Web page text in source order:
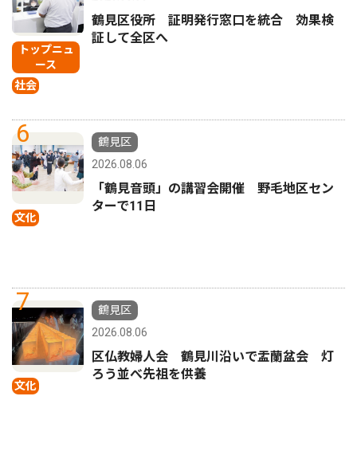
トップニュ
ース
社会
鶴見区役所 証明発行窓口を統合 効果検
証して全区へ
6
文化
鶴見区
2026.08.06
「鶴見音頭」の講習会開催 野毛地区セン
ターで11日
7
文化
鶴見区
2026.08.06
区仏教婦人会 鶴見川沿いで盂蘭盆会 灯
ろう並べ先祖を供養